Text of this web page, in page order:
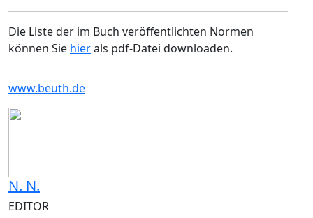
Die Liste der im Buch veröffentlichten Normen
können Sie hierals pdf-Datei downloaden.
www.beuth.de
N. N.
EDITOR